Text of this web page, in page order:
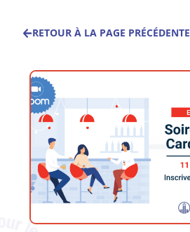
RETOUR À LA PAGE PRÉCÉDENTE